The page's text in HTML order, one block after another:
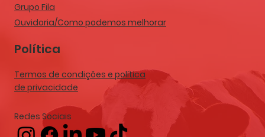
Grupo Fila
Ouvidoria/Como podemos melhorar
Política
Termos de condições e política
de privacidade
Redes Sociais